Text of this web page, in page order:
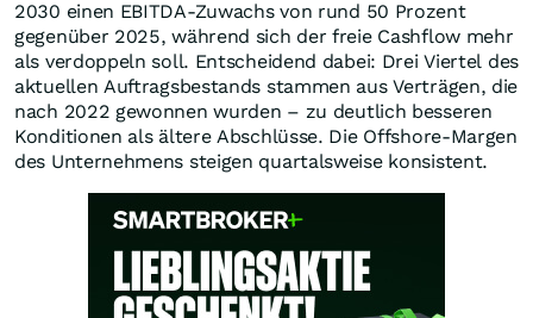
2030 einen EBITDA-Zuwachs von rund 50 Prozent
gegenüber 2025, während sich der freie Cashflow mehr
als verdoppeln soll. Entscheidend dabei: Drei Viertel des
aktuellen Auftragsbestands stammen aus Verträgen, die
nach 2022 gewonnen wurden – zu deutlich besseren
Konditionen als ältere Abschlüsse. Die Offshore-Margen
des Unternehmens steigen quartalsweise konsistent.